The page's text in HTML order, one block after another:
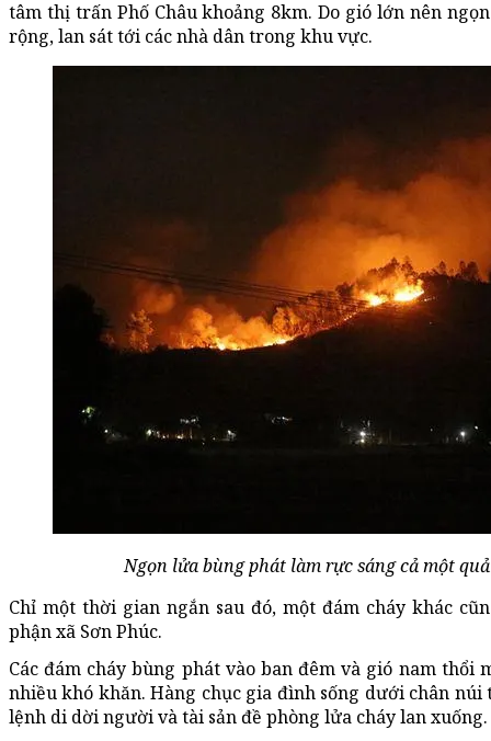
tâm thị trấn Phố Châu khoảng 8km. Do gió lớn nên
rộng, lan sát tới các nhà dân trong khu vực.
Ngọn lửa bùng phát làm rực sáng cả một
Chỉ một thời gian ngắn sau đó, một đám cháy khác
phận xã Sơn Phúc.
Các đám cháy bùng phát vào ban đêm và gió nam thổi
nhiều khó khăn. Hàng chục gia đình sống dưới chân
lệnh di dời người và tài sản đề phòng lửa cháy lan xuống.